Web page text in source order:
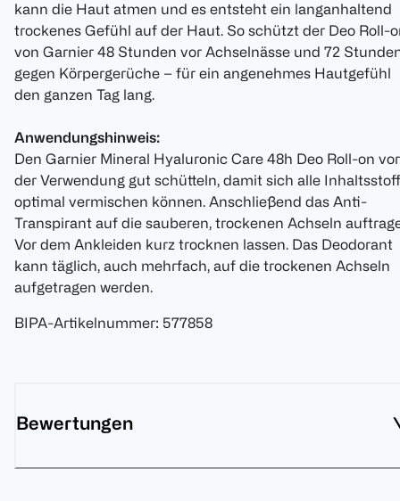
kann die Haut atmen und es entsteht ein langanhaltend
trockenes Gefühl auf der Haut. So schützt der Deo Roll-
von Garnier 48 Stunden vor Achselnässe und 72
gegen Körpergerüche – für ein angenehmes Hautgefühl
den ganzen Tag lang.
Anwendungshinweis:
Den Garnier Mineral Hyaluronic Care 48h Deo Roll-on vor
der Verwendung gut schütteln, damit sich alle
optimal vermischen können. Anschließend das Anti-
Transpirant auf die sauberen, trockenen Achseln
Vor dem Ankleiden kurz trocknen lassen. Das Deodorant
kann täglich, auch mehrfach, auf die trockenen Achseln
aufgetragen werden.
BIPA-Artikelnummer: 577858
Bewertungen